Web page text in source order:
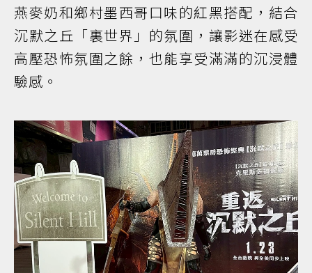
燕麥奶和鄉村墨西哥口味的紅黑搭配，結合
沉默之丘「裏世界」的氛圍，讓影迷在感受
高壓恐怖氛圍之餘，也能享受滿滿的沉浸體
驗感。